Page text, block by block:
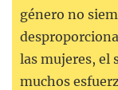
género no
las mujeres, el
muchos